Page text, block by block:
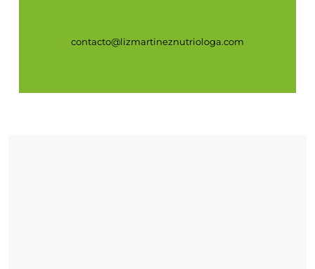
contacto@lizmartineznutriologa.com